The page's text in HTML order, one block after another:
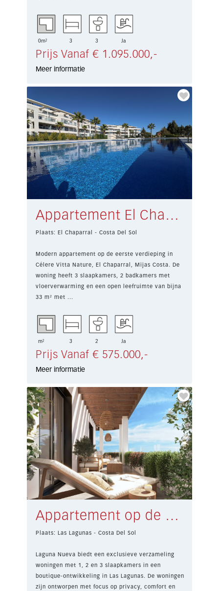
0m² 3 3 Ja
Prijs Vanaf € 1.095.000,-
Meer informatie
Appartement El Chaparral € 575.000,-
Plaats: El Chaparral - Costa Del Sol
Modern appartement op de eerste verdieping in
Célere Vitta Nature, El Chaparral, Mijas Costa. De
woning heeft 3 slaapkamers, 2 badkamers met
vloerverwarming en een open leefruimte van bijna
33 m² met ...
m² 3 2 Ja
Prijs Vanaf € 575.000,-
Meer informatie
Appartement op de begane grond Las Lagunas € 245.000,-
Plaats: Las Lagunas - Costa Del Sol
Laguna Nueva biedt een exclusieve verzameling
woningen met 1, 2 en 3 slaapkamers in een
boutique-ontwikkeling in Las Lagunas. De woningen
zijn ontworpen met focus op privacy, comfort en